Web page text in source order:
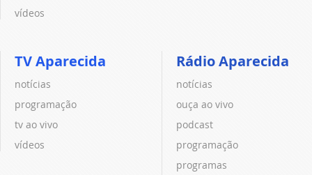
vídeos
TV Aparecida
notícias
programação
tv ao vivo
vídeos
Rádio Aparecida
notícias
ouça ao vivo
podcast
programação
programas